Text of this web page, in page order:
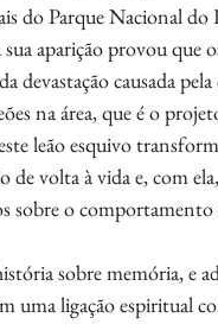
do Parque Nacional
aparição provou que
devastação causada
na área, que é o
leão esquivo
de volta à vida e, com
sobre o
sobre memória, e
uma ligação espiritual